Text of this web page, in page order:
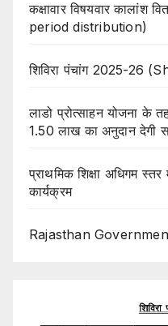
कक्षावार विषयवार
period distribution)
शिविरा पंचांग 2025-26
लाडो प्रोत्साहन योजना के
1.50 लाख का अनुदान देगी
प्राथमिक शिक्षा अधिगम
कार्यक्रम
Rajasthan